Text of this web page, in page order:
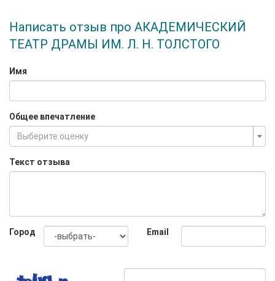
Написать отзыв про АКАДЕМИЧЕСКИЙ
ТЕАТР ДРАМЫ ИМ. Л. Н. ТОЛСТОГО
Имя
Общее впечатление
Выберите оценку
Текст отзыва
Город Email